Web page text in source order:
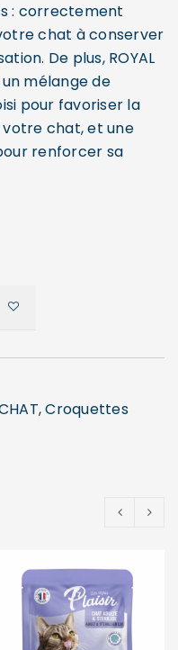
de moi
: correctement
chat à conserver
De plus, ROYAL
mélange de
pour favoriser la
chat, et une
renforcer sa
,Croquettes